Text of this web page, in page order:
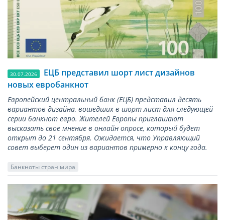
30.07.2026
ЕЦБ представил шорт лист дизайнов
новых евробанкнот
Европейский центральный банк (ЕЦБ) представил десять
вариантов дизайна, вошедших в шорт лист для следующей
серии банкнот евро. Жителей Европы приглашают
высказать свое мнение в онлайн опросе, который будет
открыт до 21 сентября. Ожидается, что Управляющий
совет выберет один из вариантов примерно к концу года.
Банкноты стран мира